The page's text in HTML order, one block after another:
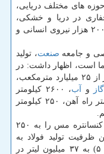
در دریا و خشكی،
جرثقیل های سنگین و... دارد. همینطور ما ۲۰۰ هزار نیروی انسانی و
و جامعه صنعت، تولید
ما است، اظهار داشت: در
۳۰ سال اخیر، ۶۲ سد با مخزن حجم بیشتر از ۲۵ میلیارد مترمكعب،
گاز و آب
، ۲۶۰۰ كیلومتر
آزادراه، بزرگراه و راه اصلی، ۳۹۰۰ كیلومتر راه آهن، ۲۵۰ كیلومتر
سعید محمد تصریح كرد: افزایش ظرفیت كنسانتره مس را به ۲۵۰
، افزایش ظرفیت تولید بنزین (یورو ۵) به ۳۷ میلیون لیتر در